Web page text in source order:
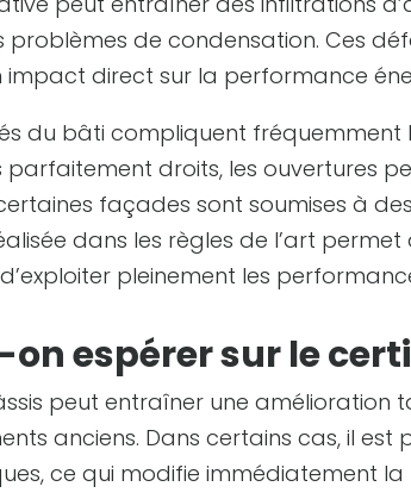
de condensation. Ces
direct sur la performance
du bâti compliquent fréquemment
droits, les ouvertures
façades sont soumises à
dans les règles de l’art
pleinement les
espérer sur le
peut entraîner une amélioration
anciens. Dans certains cas, il est
ce qui modifie immédiatement